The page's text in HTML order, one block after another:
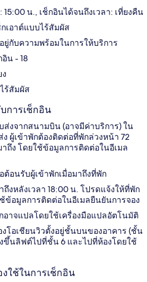
15:00 น., เช็กอินได้จนถึงเวลา: เที่ยงคืน
เอาต์แบบไร้สัมผัส
กับความพร้อมในการให้บริการ
น - 18
ร้สัมผัส
การเช็กอิน
งจากสนามบิน (อาจมีค่าบริการ) ใน
ผู้เข้าพักต้องติดต่อที่พักล่วงหน้า 72
ถึง โดยใช้ข้อมูลการติดต่อในอีเมล
อนรับผู้เข้าพักเมื่อมาถึงที่พัก
งหลังเวลา 18:00 น. โปรดแจ้งให้ที่พัก
ข้อมูลการติดต่อในอีเมลยืนยันการจอง
าจแปลโดยใช้เครื่องมือแปลอัตโนมัติ
โอเชียนวิวตั้งอยู่ชั้นบนของอาคาร (ชั้น
ขึ้นลิฟต์ไปที่ชั้น 6 และไปที่ห้องโดยใช้
ใช้ในการเช็กอิน